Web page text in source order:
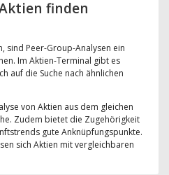
finden
sind Peer-Group-Analysen ein
Im Aktien-Terminal gibt es
auf die Suche nach ähnlichen
von Aktien aus dem gleichen
Zudem bietet die Zugehörigkeit
gute Anknüpfungspunkte.
sich Aktien mit vergleichbaren